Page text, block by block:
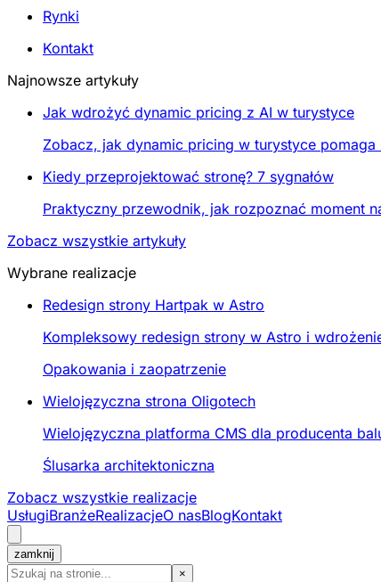
Rynki
Kontakt
Najnowsze artykuły
Jak wdrożyć dynamic pricing z AI w turystyce
Zobacz, jak dynamic pricing w turystyce
Kiedy przeprojektować stronę? 7 sygnałów
Praktyczny przewodnik, jak rozpoznać moment
Zobacz wszystkie artykuły
Wybrane realizacje
Redesign strony Hartpak w Astro
Kompleksowy redesign strony w Astro i
Opakowania i zaopatrzenie
Wielojęzyczna strona Oligotech
Wielojęzyczna platforma CMS dla producenta
Ślusarka architektoniczna
Zobacz wszystkie realizacje
UsługiBranżeRealizacjeO nasBlogKontakt
zamknij
×